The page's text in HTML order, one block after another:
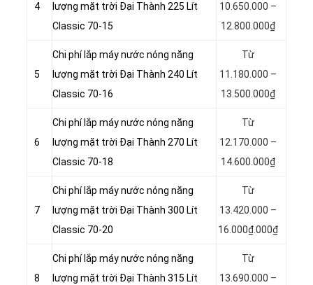
4
lượng mặt trời Đại Thành 225 Lít
Classic 70-15
10.650.000 –
12.800.000₫
5
Chi phí lắp máy nước nóng năng
lượng mặt trời Đại Thành 240 Lít
Classic 70-16
Từ
11.180.000 –
13.500.000₫
6
Chi phí lắp máy nước nóng năng
lượng mặt trời Đại Thành 270 Lít
Classic 70-18
Từ
12.170.000 –
14.600.000₫
7
Chi phí lắp máy nước nóng năng
lượng mặt trời Đại Thành 300 Lít
Classic 70-20
Từ
13.420.000 –
16.000₫.000₫
8
Chi phí lắp máy nước nóng năng
lượng mặt trời Đại Thành 315 Lít
Từ
13.690.000 –